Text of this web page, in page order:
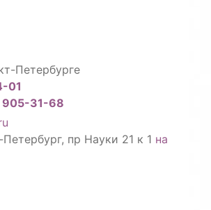
Петербурге
01
905-31-68
пр Науки 21 к 1 на